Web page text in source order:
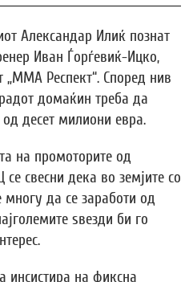
Александар Илиќ познат
Иван Ѓорѓевиќ-Ицко,
„ММА Респект“. Според нив
домаќин треба да
десет милиони евра.
на промоторите од
свесни дека во земјите со
да се заработи од
ѕвезди би го
инсистира на фиксна